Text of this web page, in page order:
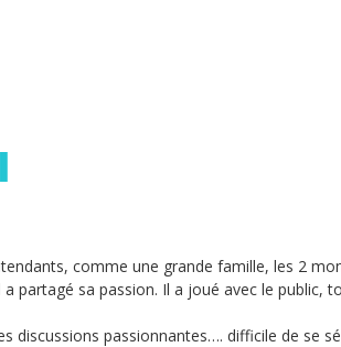
comme une grande famille, les 2
partagé sa passion. Il a joué avec le public,
discussions passionnantes…. difficile de se